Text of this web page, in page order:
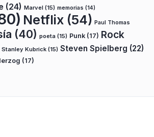
(24) Marvel (15) memorias (14)
Netflix (54) Paul Thomas
(40) poeta (15) Punk (17) Rock
Stanley Kubrick (15) Steven Spielberg (22)
(17)